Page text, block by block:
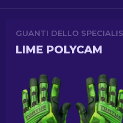
LIME POLYCAM